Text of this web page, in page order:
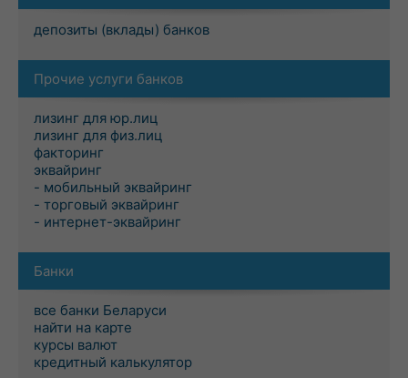
депозиты (вклады) банков
Прочие услуги банков
лизинг для юр.лиц
лизинг для физ.лиц
факторинг
эквайринг
- мобильный эквайринг
- торговый эквайринг
- интернет-эквайринг
Банки
все банки Беларуси
найти на карте
курсы валют
кредитный калькулятор